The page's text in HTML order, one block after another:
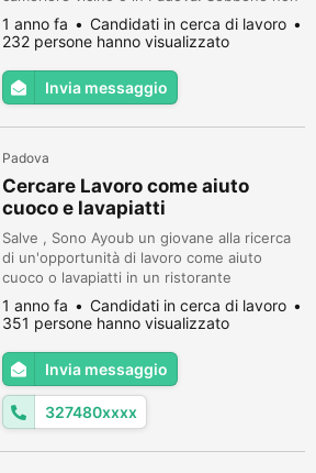
abbia esperienza diretta nel settore, sono
estremamente motivato e pronto a imparare
velocemente. Posso offrire grande
flessibilità negli orari, una conoscenza
avanzata di tre lingue (italiano, inglese e
1 anno fa
Candidati in cerca di lavoro
232 persone hanno visualizzato
Invia messaggio
Padova
Cercare Lavoro come aiuto
cuoco e lavapiatti
Salve , Sono Ayoub un giovane alla ricerca
di un'opportunità di lavoro come aiuto
cuoco o lavapiatti in un ristorante
rispettabile. Ho esperienza nel settore e
sono in grado di lavorare efficacemente in
una cucina impegnativa. Sono disponibile ad
aiutare in qualsiasi compito richiesto e
contribuire a offrire un'esperienza culinaria
eccezionale ai clienti. Se...
1 anno fa
Candidati in cerca di lavoro
351 persone hanno visualizzato
Invia messaggio
327480xxxx